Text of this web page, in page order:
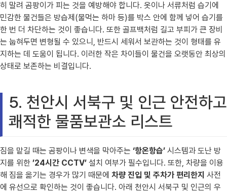
히 말려 곰팡이가 피는 것을 예방해야 합니다. 옷이나 서류처럼 습기에
민감한 물건들은 방습제(물먹는 하마 등)를 박스 안에 함께 넣어 습기를
한 번 더 차단하는 것이 좋습니다. 또한 골프백처럼 길고 부피가 큰 장비
는 눕혀두면 변형될 수 있으니, 반드시 세워서 보관하는 것이 형태를 유
지하는 데 도움이 됩니다. 이러한 작은 차이들이 물건을 오랫동안 최상의
상태로 보존하는 비결입니다.
5. 천안시 서북구 및 인근 안전하고
쾌적한 물품보관소 리스트
짐을 맡길 때는 곰팡이나 변색을 막아주는 ‘항온항습’ 시스템과 도난 방
지를 위한 ’24시간 CCTV’ 설치 여부가 필수입니다. 또한, 차량을 이용
해 짐을 옮기는 경우가 많기 때문에 차량 진입 및 주차가 편리한지 사전
에 유선으로 확인하는 것이 좋습니다. 아래 천안시 서북구 및 인근의 우